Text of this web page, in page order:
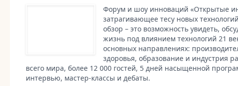
Форум и шоу инноваций «Открытые
затрагивающее тесу новых
обзор – это возможность увидеть,
жизнь под влиянием технологий 21
основных направлениях:
здоровья, образование и индустрия
всего мира, более 12 000 гостей, 5 дней насыщенной
интервью, мастер-классы и дебаты.